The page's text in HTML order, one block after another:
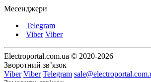
Месенджери
Telegram
Viber Viber
Electroportal.com.ua © 2020-2026
Зворотний зв’язок
Viber Viber Telegram